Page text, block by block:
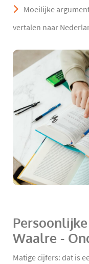
Moeilijke
vertalen naar
Waalre -
Matige cijfers: dat is